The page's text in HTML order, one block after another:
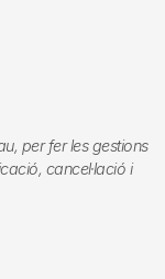
per fer les gestions
cancel·lació i